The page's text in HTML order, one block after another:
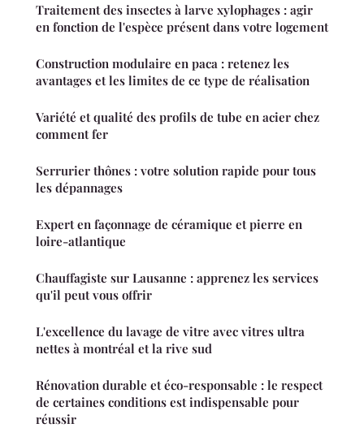
Traitement des insectes à larve xylophages : agir
en fonction de l'espèce présent dans votre logement
Construction modulaire en paca : retenez les
avantages et les limites de ce type de réalisation
Variété et qualité des profils de tube en acier chez
comment fer
Serrurier thônes : votre solution rapide pour tous
les dépannages
Expert en façonnage de céramique et pierre en
loire-atlantique
Chauffagiste sur Lausanne : apprenez les services
qu'il peut vous offrir
L'excellence du lavage de vitre avec vitres ultra
nettes à montréal et la rive sud
Rénovation durable et éco-responsable : le respect
de certaines conditions est indispensable pour
réussir